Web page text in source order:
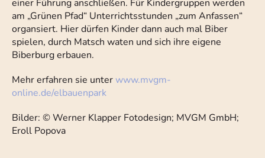
einer Führung anschließen. Für Kindergruppen werden
am „Grünen Pfad“ Unterrichtsstunden „zum Anfassen“
organsiert. Hier dürfen Kinder dann auch mal Biber
spielen, durch Matsch waten und sich ihre eigene
Biberburg erbauen.
Mehr erfahren sie unterwww.mvgm-
online.de/elbauenpark
Bilder: © Werner Klapper Fotodesign; MVGM GmbH;
Eroll Popova